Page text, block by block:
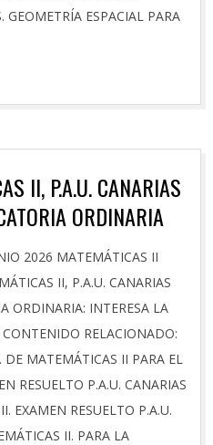
GEOMETRÍA ESPACIAL PARA
II, P.A.U. CANARIAS
ORDINARIA
2026 MATEMÁTICAS II
II, P.A.U. CANARIAS
ORDINARIA: INTERESA LA
RELACIONADO:
MATEMÁTICAS II PARA EL
RESUELTO P.A.U. CANARIAS
EXAMEN RESUELTO P.A.U.
II. PARA LA